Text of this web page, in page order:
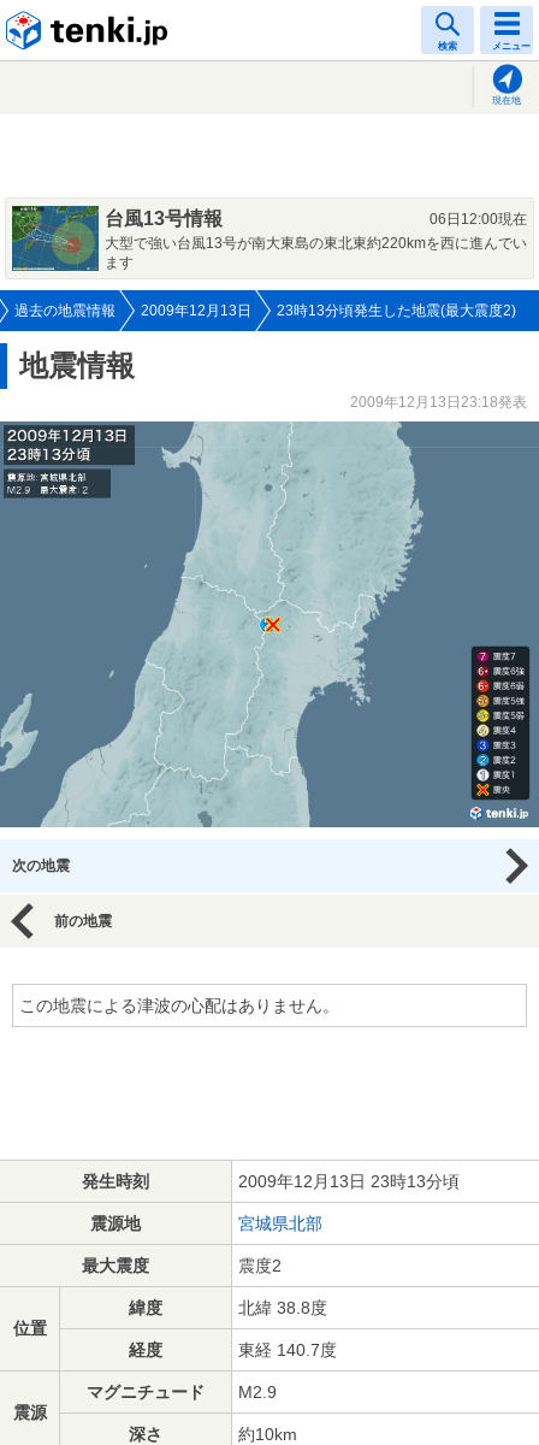
検索 メニュー
現在地
台風13号情報
06日12:00現在
大型で強い台風13号が南大東島の東北東約220kmを西に進んでい
ます
過去の地震情報 2009年12月13日 23時13分頃発生した地震(最大震度2)
地震情報
2009年12月13日23:18発表
次の地震
前の地震
この地震による津波の心配はありません。
発生時刻 2009年12月13日 23時13分頃
震源地 宮城県北部
最大震度 震度2
位置
緯度 北緯 38.8度
経度 東経 140.7度
震源
マグニチュード M2.9
深さ 約10km